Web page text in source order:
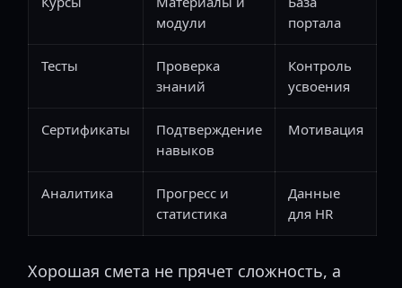
модули
портала
Тесты
Проверка
знаний
Контроль
усвоения
Сертификаты
Подтверждение
навыков
Мотивация
Аналитика
Прогресс и
статистика
Данные
для HR
Хорошая смета не прячет сложность, а